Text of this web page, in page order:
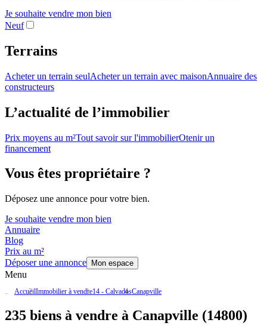
Je souhaite vendre mon bien
Neuf
Terrains
Acheter un terrain seulAcheter un terrain avec maisonAnnuaire des
constructeurs
L’actualité de l’immobilier
Prix moyens au m²Tout savoir sur l'immobilierOtenir un
financement
Vous êtes propriétaire ?
Déposez une annonce pour votre bien.
Je souhaite vendre mon bien
Annuaire
Blog
Prix au m²
Déposer une annonce
Mon espace
Menu
AccueilImmobilier à vendre14 - CalvadosCanapville
235 biens à vendre à Canapville (14800)